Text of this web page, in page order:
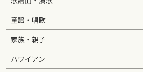
童謡・唱歌
家族・親子
ハワイアン